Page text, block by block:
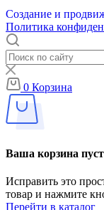
Создание и
Политика
0 Корзина
Ваша корзина
Исправить это
товар и нажмите
Перейти в каталог